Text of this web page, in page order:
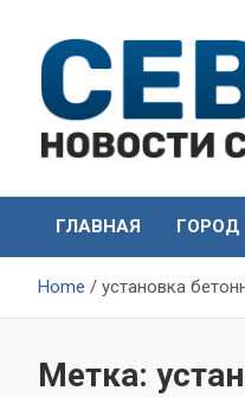
content
СевКор
Севастополя
ГЛАВНАЯ
ГОРОД
Home установка
Метка: